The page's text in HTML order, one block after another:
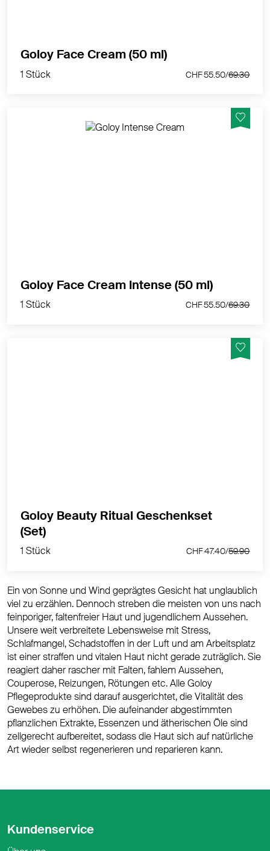
1 Stück
Goloy Face Cream (50 ml)
1 Stück CHF 55.50/69.30
1 Stück CHF 55.50/
Goloy Face Cream Intense (50 ml)
1 Stück CHF 55.50/69.30
Goloy Beauty Ritual Geschenkset
(Set)
1 Stück CHF 47.40/59.90
Ein von Sonne und Wind geprägtes Gesicht hat unglaublich
viel zu erzählen. Dennoch streben die meisten von uns nach
feinporiger, faltenfreier Haut und jugendlichem Aussehen.
Unsere weit verbreitete Lebensweise mit Stress,
Schlafmangel, Schadstoffen in der Luft und am Arbeitsplatz
ist einer straffen und vitalen Haut nicht gerade zuträglich. Sie
reagiert daher rascher mit Falten, fahlem Aussehen,
Couperose, Reizungen, Rötungen etc. Alle Goloy
Pflegeprodukte sind darauf ausgerichtet, die Vitalität des
Gewebes zu erhöhen. Die aufeinander abgestimmten
pflanzlichen Extrakte, Essenzen und ätherischen Öle sind
zellgerecht aufbereitet, sodass die Haut sich auf natürliche
Art wieder selbst regenerieren und reparieren kann.
Kundenservice